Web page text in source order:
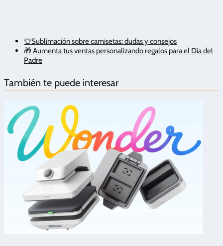
👕Sublimación sobre camisetas: dudas y consejos
🎁 Aumenta tus ventas personalizando regalos para el Día del
Padre
También te puede interesar